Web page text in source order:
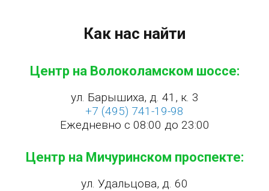
Как нас найти
Центр на Волоколамском шоссе:
ул. Барышиха, д. 41, к. 3
+7 (495) 741-19-98
Ежедневно с 08:00 до 23:00
Центр на Мичуринском проспекте:
ул. Удальцова, д. 60